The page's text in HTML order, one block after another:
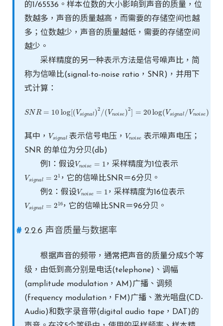
的1/65536。样本位数的大小影响到声音的质量，位
数越多，声音的质量越高，而需要的存储空间也越
多；位数越少，声音的质量越低，需要的存储空间
越少。
采样精度的另一种表示方法是信号噪声比，简
称为信噪比(signal-to-noise ratio，SNR)，并用下
式计算：
SN R = 10 log[( Vsignal )2 /( Vnoise )2] = 20log( Vsignal / Vnoise )
SNR=10log[(V signal)2 /( Vnoise) ]=20log( Vsignal /Vnoi s
其中， Vsignal
Vsignal
表示信号电压， Vnoise
Vnois e表示噪声电压；
SNR 的单位为分贝(db)
例1：假设Vnoise = 1
Vnois e= 1，采样精度为1位表示
Vsignal = 21
Vsigna l= 21，它的信噪比SNR＝6分贝。
例2：假设Vnoise = 1
Vnois e= 1，采样精度为16位表示
Vsignal = 216
Vsigna l= 216，它的信噪比SNR＝96分贝。
2.2.6 声音质量与数据率
根据声音的频带，通常把声音的质量分成5个等
级，由低到高分别是电话(telephone)、调幅
(amplitude modulation，AM)广播、调频
(frequency modulation，FM)广播、激光唱盘(CD-
Audio)和数字录音带(digital audio tape，DAT)的